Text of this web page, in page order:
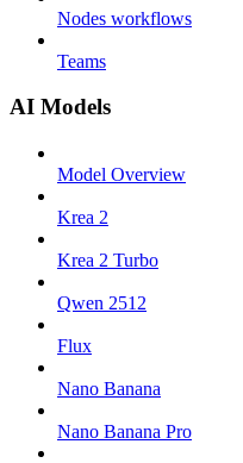
Nodes workflows
Teams
AI Models
Model Overview
Krea 2
Krea 2 Turbo
Qwen 2512
Flux
Nano Banana
Nano Banana Pro